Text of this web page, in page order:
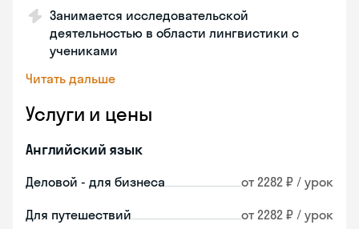
Занимается исследовательской
деятельностью в области лингвистики с
учениками
Читать дальше
Услуги и цены
Английский язык
Деловой - для бизнеса от 2282 ₽ / урок
Для путешествий от 2282 ₽ / урок